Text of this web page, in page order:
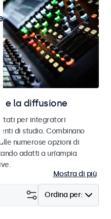
e la diffusione
per integratori
di studio. Combinano
numerose opzioni di
adatti a un’ampia
Mostra di più
Ordina per: